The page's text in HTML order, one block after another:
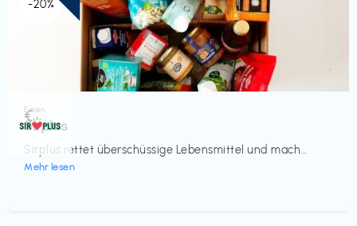
-20%
Essen
Sirplus
Sirplus rettet überschüssige Lebensmittel und mach...
Mehr lesen
€‎